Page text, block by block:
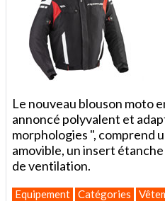
Le nouveau blouson moto
annoncé polyvalent et
morphologies ", comprend
amovible, un insert
de ventilation.
Equipement Catégories